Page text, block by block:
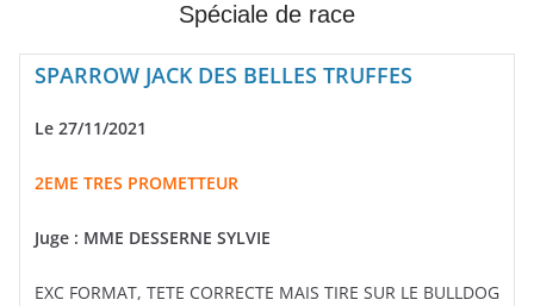
Spéciale de race
SPARROW JACK DES BELLES TRUFFES
Le 27/11/2021
2EME TRES PROMETTEUR
Juge : MME DESSERNE SYLVIE
EXC FORMAT, TETE CORRECTE MAIS TIRE SUR LE BULLDOG